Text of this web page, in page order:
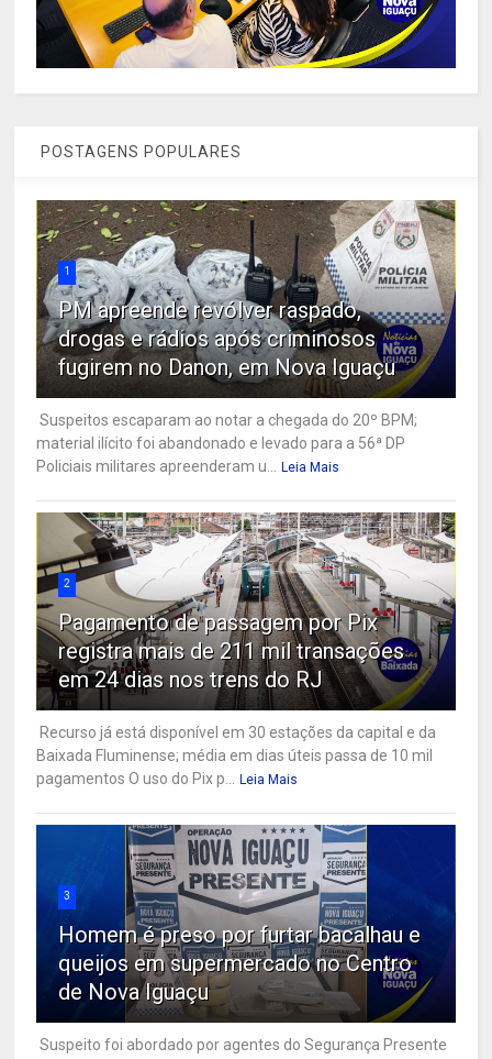
POSTAGENS POPULARES
1
PM apreende revólver raspado,
drogas e rádios após criminosos
fugirem no Danon, em Nova Iguaçu
Suspeitos escaparam ao notar a chegada do 20º BPM;
material ilícito foi abandonado e levado para a 56ª DP
Policiais militares apreenderam u...
Leia Mais
2
Pagamento de passagem por Pix
registra mais de 211 mil transações
em 24 dias nos trens do RJ
Recurso já está disponível em 30 estações da capital e da
Baixada Fluminense; média em dias úteis passa de 10 mil
pagamentos O uso do Pix p...
Leia Mais
3
Homem é preso por furtar bacalhau e
queijos em supermercado no Centro
de Nova Iguaçu
Suspeito foi abordado por agentes do Segurança Presente